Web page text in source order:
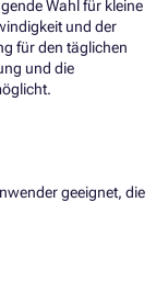
Wahl für kleine
und der
für den täglichen
und die
geeignet, die